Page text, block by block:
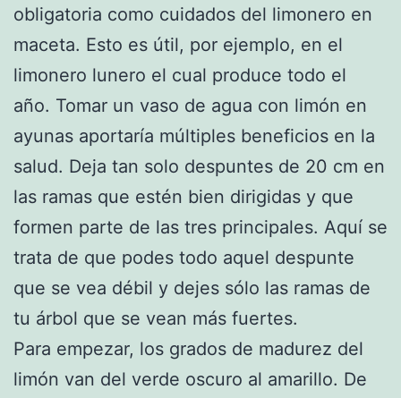
obligatoria como cuidados del limonero en
maceta. Esto es útil, por ejemplo, en el
limonero lunero el cual produce todo el
año. Tomar un vaso de agua con limón en
ayunas aportaría múltiples beneficios en la
salud. Deja tan solo despuntes de 20 cm en
las ramas que estén bien dirigidas y que
formen parte de las tres principales. Aquí se
trata de que podes todo aquel despunte
que se vea débil y dejes sólo las ramas de
tu árbol que se vean más fuertes.
Para empezar, los grados de madurez del
limón van del verde oscuro al amarillo. De